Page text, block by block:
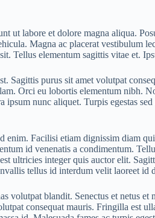
ut labore et dolore magna aliqua.
Magna ac placerat vestibulum
Tellus elementum sagittis vitae et.
purus sit amet volutpat
Orci eu lobortis elementum nibh.
nunc aliquet. Turpis egestas
enim. Facilisi etiam dignissim diam
id venenatis a condimentum.
ultricies integer quis auctor elit.
tellus id interdum velit laoreet
blandit. Senectus et netus
consequat mauris. Fringilla est